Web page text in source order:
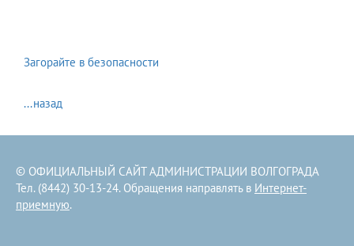
Загорайте в безопасности
...назад
© ОФИЦИАЛЬНЫЙ САЙТ АДМИНИСТРАЦИИ ВОЛГОГРАДА
Тел. (8442) 30-13-24. Обращения направлять в Интернет-
приемную.